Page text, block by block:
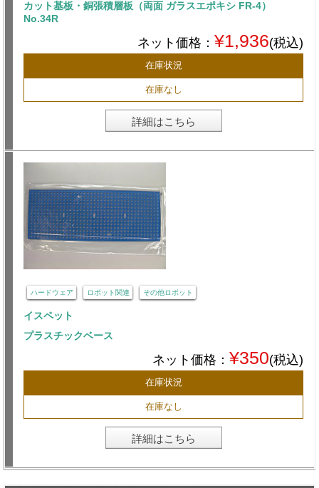
カット基板・銅張積層板（両面 ガラスエポキシ FR-4）
No.34R
ネット価格： ¥1,936(税込)
在庫状況
在庫なし
詳細はこちら
ハードウェア ロボット関連 その他ロボット
イスペット
プラスチックベース
ネット価格： ¥350(税込)
在庫状況
在庫なし
詳細はこちら